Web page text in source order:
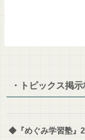
・トピックス掲示
◆『めぐみ学習塾』